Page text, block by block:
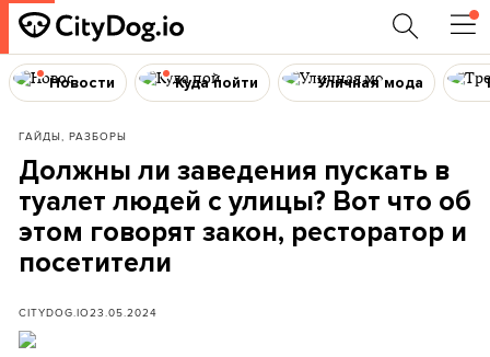
Новости Куда пойти Уличная мода
ГАЙДЫ, РАЗБОРЫ
Должны ли заведения пускать в
туалет людей с улицы? Вот что об
этом говорят закон, ресторатор и
посетители
CITYDOG.IO23.05.2024